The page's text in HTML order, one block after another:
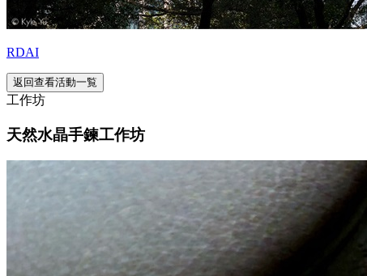
RDAI
返回查看活動一覧
工作坊
天然水晶手鍊工作坊